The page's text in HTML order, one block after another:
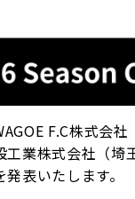
F.C株式
業株式会社（
表いたします。